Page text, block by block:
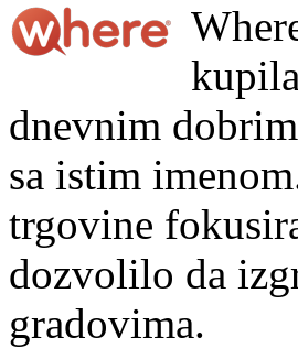
dnevnim
sa istim
trgovine
dozvolilo da
gradovima.